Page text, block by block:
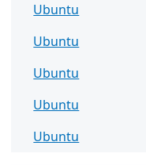
Ubuntu
Ubuntu
Ubuntu
Ubuntu
Ubuntu